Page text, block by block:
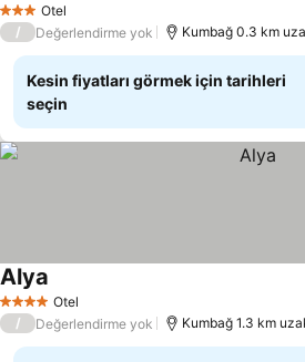
3 YıldızOtel
/ Değerlendirme yok Kumbağ 0.3 km
Kesin fiyatları görmek için tarihleri
seçin
4 Yıldız Otel
Alya
/ Değerlendirme yok Kumbağ 1.3 km